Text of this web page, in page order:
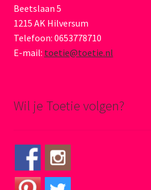
Beetslaan 5
1215 AK Hilversum
Telefoon: 0653778710
E-mail: toetie@toetie.nl
Wil je Toetie volgen?